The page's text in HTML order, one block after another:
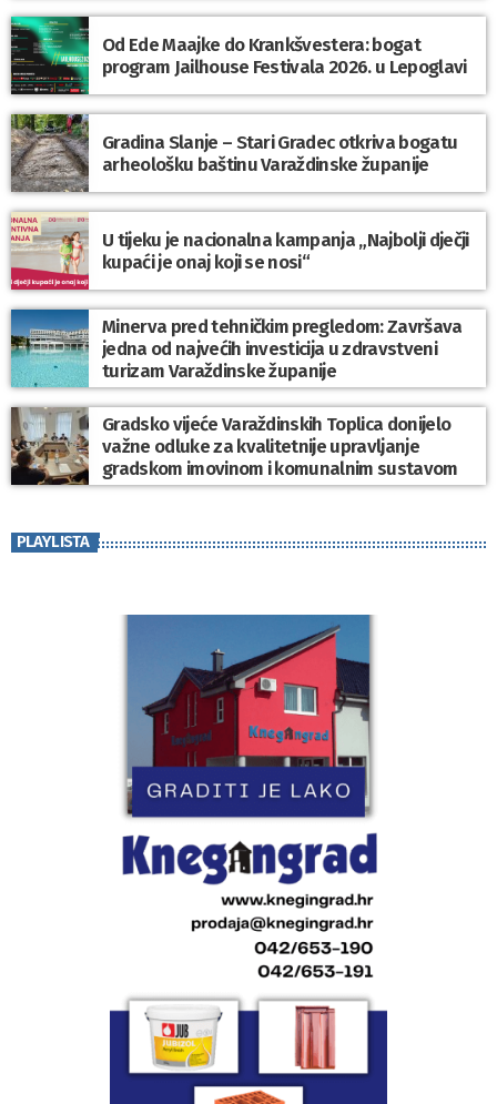
Od Ede Maajke do Krankšvestera: bogat
program Jailhouse Festivala 2026. u Lepoglavi
Gradina Slanje – Stari Gradec otkriva bogatu
arheološku baštinu Varaždinske županije
U tijeku je nacionalna kampanja „Najbolji dječji
kupaći je onaj koji se nosi“
Minerva pred tehničkim pregledom: Završava
jedna od najvećih investicija u zdravstveni
turizam Varaždinske županije
Gradsko vijeće Varaždinskih Toplica donijelo
važne odluke za kvalitetnije upravljanje
gradskom imovinom i komunalnim sustavom
PLAYLISTA